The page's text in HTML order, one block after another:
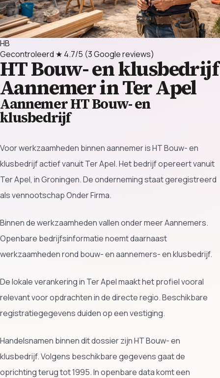
HB
Gecontroleerd ★ 4.7/5 (3 Google reviews)
HT Bouw- en klusbedrijf
Aannemer in Ter Apel
Aannemer HT Bouw- en
klusbedrijf
Voor werkzaamheden binnen aannemer is HT Bouw- en
klusbedrijf actief vanuit Ter Apel. Het bedrijf opereert vanuit
Ter Apel, in Groningen. De onderneming staat geregistreerd
als vennootschap Onder Firma.
Binnen de werkzaamheden vallen onder meer Aannemers.
Openbare bedrijfsinformatie noemt daarnaast
werkzaamheden rond bouw- en aannemers- en klusbedrijf.
De lokale verankering in Ter Apel maakt het profiel vooral
relevant voor opdrachten in de directe regio. Beschikbare
registratiegegevens duiden op een vestiging.
Handelsnamen binnen dit dossier zijn HT Bouw- en
klusbedrijf. Volgens beschikbare gegevens gaat de
oprichting terug tot 1995. In openbare data komt een